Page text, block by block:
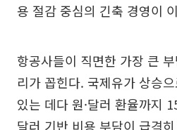
용 절감 중심의 긴축 경영이
항공사들이 직면한 가장 큰
리가 꼽힌다. 국제유가 상승
있는 데다 원·달러 환율까지
달러 기반 비용 부담이 급격